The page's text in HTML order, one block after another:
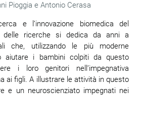
Pioggia e Antonio Cerasa
e l’innovazione biomedica del
delle ricerche si dedica da anni a
che, utilizzando le più moderne
aiutare i bambini colpiti da questo
i loro genitori nell’impegnativa
ai figli. A illustrare le attività in questo
e un neuroscienziato impegnati nei